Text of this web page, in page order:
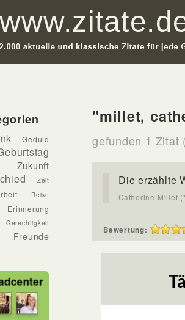
Geduld
Zukunft
Zeit
Reise
Erinnerung
Gerechtigkeit
Freunde
"millet,
gefunden 1 Zitat
Die erzählte
Catherine Millet
Bewertung: